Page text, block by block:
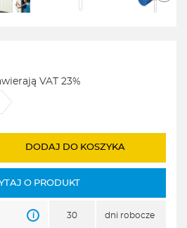
VAT 23%
DODAJ DO KOSZYKA
O PRODUKT
i 30 dni robocze